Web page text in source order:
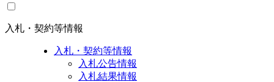
入札・契約等情報
入札・契約等情報
入札公告情報
入札結果情報